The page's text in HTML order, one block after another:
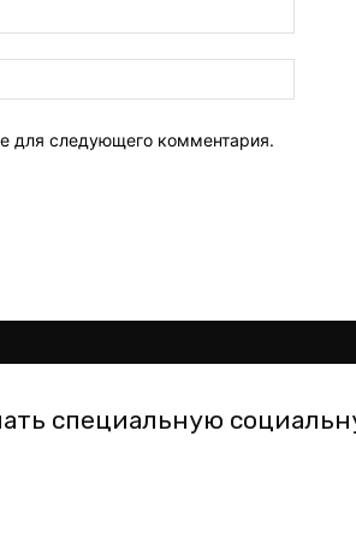
для следующего комментария.
специальную